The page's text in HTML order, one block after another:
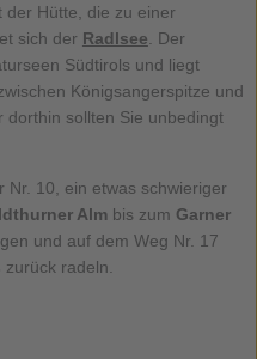
der Hütte, die zu einer
sich der Radlsee . Der
Südtirols und liegt
Königsangerspitze und
dorthin sollten Sie unbedingt
Nr. 10, ein etwas schwieriger
Almbis zum Garner
und auf dem Weg Nr. 17
zurück radeln.